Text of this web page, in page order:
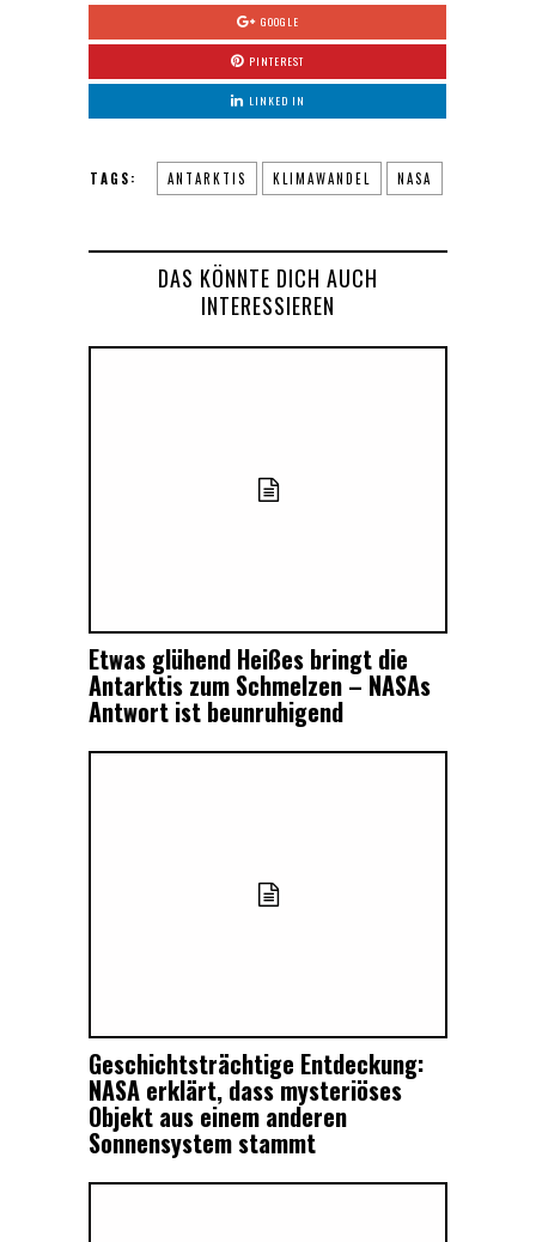
GOOGLE
PINTEREST
LINKED IN
TAGS: ANTARKTIS KLIMAWANDEL NASA
DAS KÖNNTE DICH AUCH
INTERESSIEREN
Etwas glühend Heißes bringt die
Antarktis zum Schmelzen – NASAs
Antwort ist beunruhigend
Geschichtsträchtige Entdeckung:
NASA erklärt, dass mysteriöses
Objekt aus einem anderen
Sonnensystem stammt